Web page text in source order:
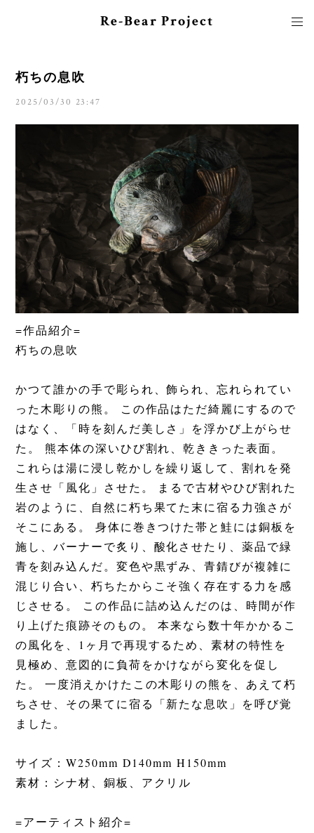
Re-Bear Project
朽ちの息吹
2025/03/30 23:47
=作品紹介=
朽ちの息吹
かつて誰かの手で彫られ、飾られ、忘れられてい
った木彫りの熊。 この作品はただ綺麗にするので
はなく、「時を刻んだ美しさ」を浮かび上がらせ
た。 熊本体の深いひび割れ、乾ききった表面。
これらは湯に浸し乾かしを繰り返して、割れを発
生させ「風化」させた。 まるで古材やひび割れた
岩のように、自然に朽ち果てた末に宿る力強さが
そこにある。 身体に巻きつけた帯と鮭には銅板を
施し、バーナーで炙り、酸化させたり、薬品で緑
青を刻み込んだ。変色や黒ずみ、青錆びが複雑に
混じり合い、朽ちたからこそ強く存在する力を感
じさせる。 この作品に詰め込んだのは、時間が作
り上げた痕跡そのもの。 本来なら数十年かかるこ
の風化を、1ヶ月で再現するため、素材の特性を
見極め、意図的に負荷をかけながら変化を促し
た。 一度消えかけたこの木彫りの熊を、あえて朽
ちさせ、その果てに宿る「新たな息吹」を呼び覚
ました。
サイズ：W250mm D140mm H150mm
素材：シナ材、銅板、アクリル
=アーティスト紹介=